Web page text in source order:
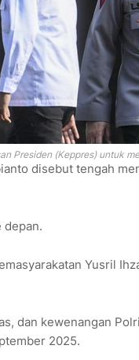
Presiden (Keppres) untuk
disebut tengah
depan.
Yusril
dan kewenangan
2025.